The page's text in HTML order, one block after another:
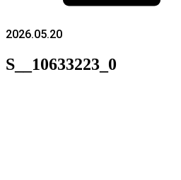
2026.05.20
S__10633223_0